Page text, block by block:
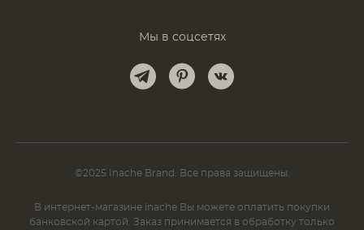
Мы в соцсетях
©2025 Inache Brand. Все права защищены.
В интернет-магазине inache Вы можете оплатить покупки
банковской картой. Заказ принимается в обработку только